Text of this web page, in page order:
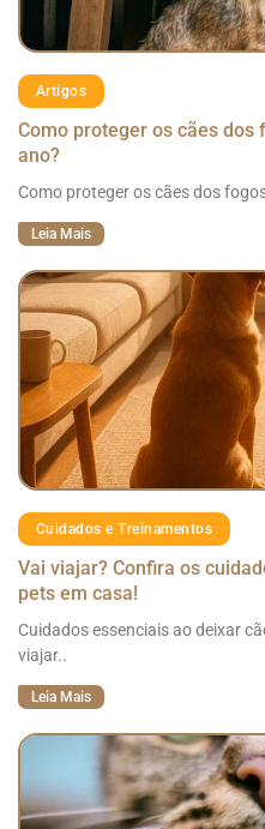
Artigos
Como proteger os cães
ano?
Como proteger os cães dos
Leia Mais
Cuidados e Treinamentos
Vai viajar? Confira os
pets em casa!
Cuidados essenciais ao deixar
viajar..
Leia Mais